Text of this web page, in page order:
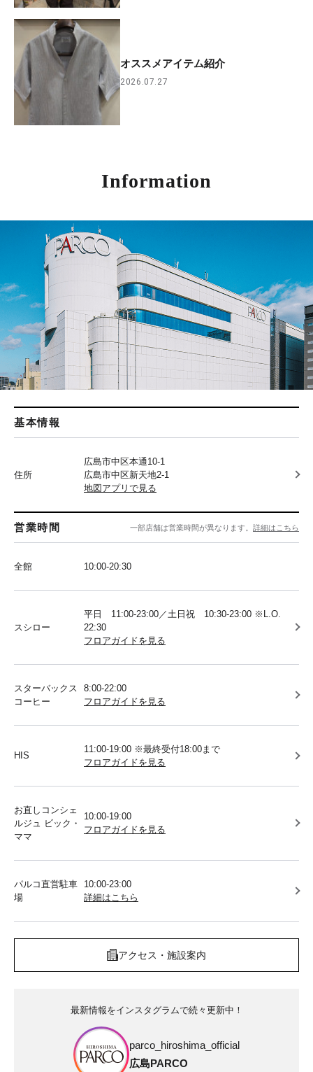
オススメアイテム紹介
2026.07.27
Information
基本情報
住所
広島市中区本通10-1
広島市中区新天地2-1
地図アプリで見る
営業時間 一部店舗は営業時間が異なります。 詳細はこちら
全館 10:00-20:30
スシロー
平日 11:00-23:00／土日祝 10:30-23:00 ※L.O.
22:30
フロアガイドを見る
スターバックス
コーヒー
8:00-22:00
フロアガイドを見る
HIS
11:00-19:00 ※最終受付18:00まで
フロアガイドを見る
お直しコンシェ
ルジュ ビック・
ママ
10:00-19:00
フロアガイドを見る
パルコ直営駐車
場
10:00-23:00
詳細はこちら
アクセス・施設案内
最新情報をインスタグラムで続々更新中！
parco_hiroshima_official
広島PARCO